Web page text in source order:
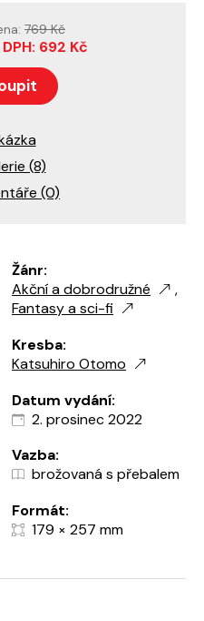
Žánr:
Akční a dobrodružné
,
Fantasy a sci-fi
Kresba:
Katsuhiro Otomo
Datum vydání:
2. prosinec 2022
Vazba:
brožovaná s přebalem
Formát:
179 × 257 mm
769 Kč
692 Kč
(8)
(0)